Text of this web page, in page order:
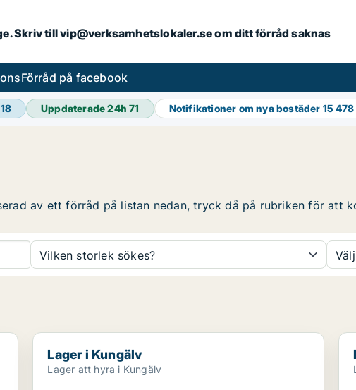
Skriv till vip@verksamhetslokaler.se om ditt förråd saknas
Förråd på facebook
18 Uppdaterade 24h71 Notifikationer om nya bostäder 15 478
av ett förråd på listan nedan, tryck då på rubriken för att
Vilken storlek sökes?
Lager i Kungälv
Lager i Kungälv
Lager att hyra i Kungälv